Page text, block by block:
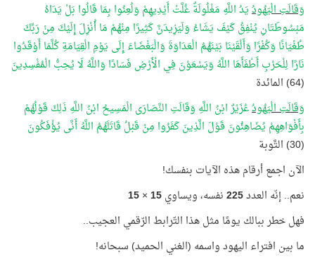
وَقَالَتِ الْيَهُودُيَدُ اللَّهِ مَغْلُولَةٌ غُلَّتْ أَيْدِيهِمْ وَلُعِنُوا بِمَا قَالُوا بَلْ يَدَاهُ
مَبْسُوطَتَانِ يُنْفِقُ كَيْفَ يَشَاءُ وَلَيَزِيدَنَّ كَثِيرًا مِنْهُمْ مَا أُنْزِلَ إِلَيْكَ مِنْ رَبِّكَ
طُغْيَانًا وَكُفْرًا وَأَلْقَيْنَا بَيْنَهُمُ الْعَدَاوَةَ وَالْبَغْضَاءَ إِلَى يَوْمِ الْقِيَامَةِ كُلَّمَا أَوْقَدُوا
نَارًا لِلْحَرْبِ أَطْفَأَهَا اللَّهُ وَيَسْعَوْنَ فِي الْأَرْضِ فَسَادًا وَاللَّهُ لَا يُحِبُّ الْمُفْسِدِينَ
(64) المائدة
وَقَالَتِ الْيَهُودُعُزَيْرٌ ابْنُ اللَّهِ وَقَالَتِ النَّصَارَى الْمَسِيحُ ابْنُ اللَّهِ ذَلِكَ قَوْلُهُمْ
بِأَفْوَاهِهِمْ يُضَاهِئُونَ قَوْلَ الَّذِينَ كَفَرُوا مِنْ قَبْلُ قَاتَلَهُمُ اللَّهُ أَنَّى يُؤْفَكُونَ
(30) التَّوبة
الآن اجمع أرقام هذه الآيات بنفسك!
نعم.. إنّه العدد225نفسه، ويساوي15
×
15
فهل خطر ببالك يومًا مثل هذا التّرابط الرّقمي العجيب..
ما بين افتراء اليهود واسمه (الغني الحميد) سبحانه!